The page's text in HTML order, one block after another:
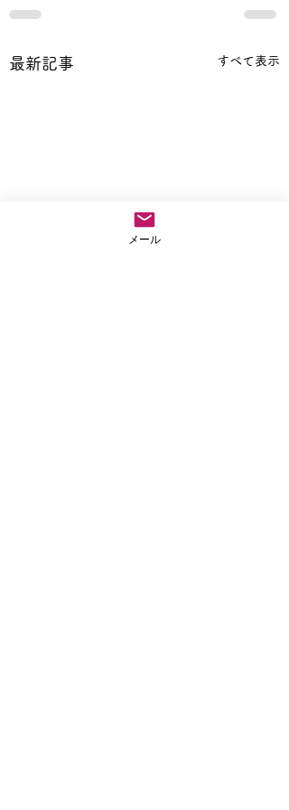
最新記事 すべて表示
メール